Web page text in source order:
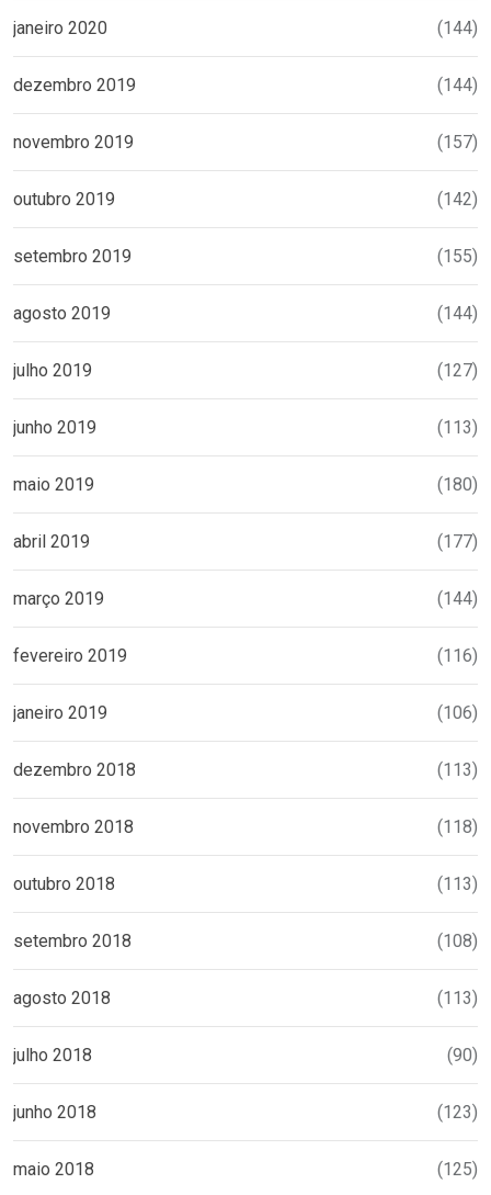
janeiro 2020 (144)
dezembro 2019 (144)
novembro 2019 (157)
outubro 2019 (142)
setembro 2019 (155)
agosto 2019 (144)
julho 2019 (127)
junho 2019 (113)
maio 2019 (180)
abril 2019 (177)
março 2019 (144)
fevereiro 2019 (116)
janeiro 2019 (106)
dezembro 2018 (113)
novembro 2018 (118)
outubro 2018 (113)
setembro 2018 (108)
agosto 2018 (113)
julho 2018 (90)
junho 2018 (123)
maio 2018 (125)